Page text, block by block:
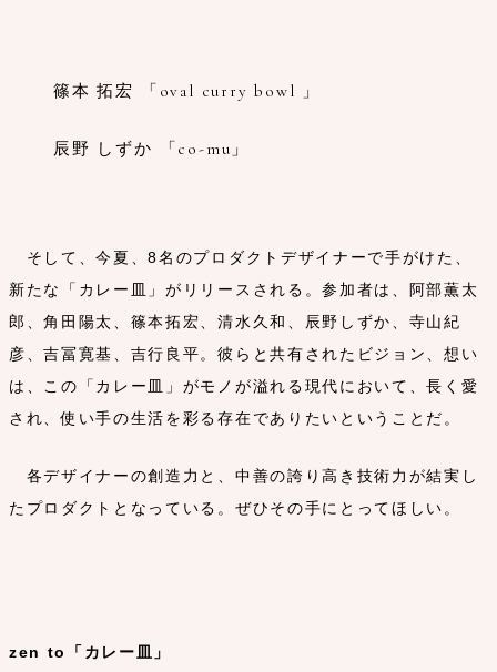
篠本 拓宏 「oval curry bowl 」
辰野 しずか 「co-mu」
そして、今夏、8名のプロダクトデザイナーで手がけた、
新たな「カレー皿」がリリースされる。参加者は、阿部薫太
郎、角田陽太、篠本拓宏、清水久和、辰野しずか、寺山紀
彦、吉冨寛基、吉行良平。彼らと共有されたビジョン、想い
は、この「カレー皿」がモノが溢れる現代において、長く愛
され、使い手の生活を彩る存在でありたいということだ。
各デザイナーの創造力と、中善の誇り高き技術力が結実し
たプロダクトとなっている。ぜひその手にとってほしい。
zen to「カレー皿」